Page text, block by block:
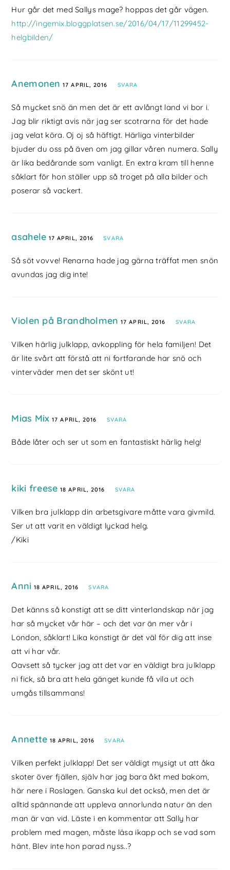
Hur går det med Sallys mage? hoppas det går vägen.
http://ingemix.bloggplatsen.se/2016/04/17/11299452-
helgbilden/
Anemonen 17 APRIL, 2016 SVARA
Så mycket snö än men det är ett avlångt land vi bor i.
Jag blir riktigt avis när jag ser scotrarna för det hade
jag velat köra. Oj oj så häftigt. Härliga vinterbilder
bjuder du oss på även om jag gillar våren numera. Sally
är lika bedårande som vanligt. En extra kram till henne
såklart för hon ställer upp så troget på alla bilder och
poserar så vackert.
asahele 17 APRIL, 2016 SVARA
Så söt vovve! Renarna hade jag gärna träffat men snön
avundas jag dig inte!
Violen på Brandholmen 17 APRIL, 2016 SVARA
Vilken härlig julklapp, avkoppling för hela familjen! Det
är lite svårt att förstå att ni fortfarande har snö och
vinterväder men det ser skönt ut!
Mias Mix 17 APRIL, 2016 SVARA
Både låter och ser ut som en fantastiskt härlig helg!
kiki freese 18 APRIL, 2016 SVARA
Vilken bra julklapp din arbetsgivare måtte vara givmild.
Ser ut att varit en väldigt lyckad helg.
/Kiki
Anni 18 APRIL, 2016 SVARA
Det känns så konstigt att se ditt vinterlandskap när jag
har så mycket vår här – och det var än mer vår i
London, såklart! Lika konstigt är det väl för dig att inse
att vi har vår.
Oavsett så tycker jag att det var en väldigt bra julklapp
ni fick, så bra att hela gänget kunde få vila ut och
umgås tillsammans!
Annette 18 APRIL, 2016 SVARA
Vilken perfekt julklapp! Det ser väldigt mysigt ut att åka
skoter över fjällen, själv har jag bara åkt med bakom,
här nere i Roslagen. Ganska kul det också, men det är
alltid spännande att uppleva annorlunda natur än den
man är van vid. Läste i en kommentar att Sally har
problem med magen, måste läsa ikapp och se vad som
hänt. Blev inte hon parad nyss..?